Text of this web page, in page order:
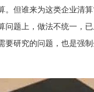
。但谁来为这类企业清
问题上，做法不统一，
要研究的问题，也是强